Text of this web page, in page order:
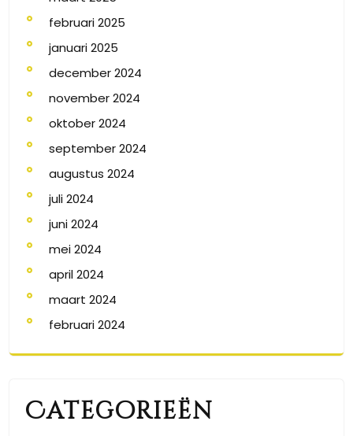
februari 2025
januari 2025
december 2024
november 2024
oktober 2024
september 2024
augustus 2024
juli 2024
juni 2024
mei 2024
april 2024
maart 2024
februari 2024
Categorieën